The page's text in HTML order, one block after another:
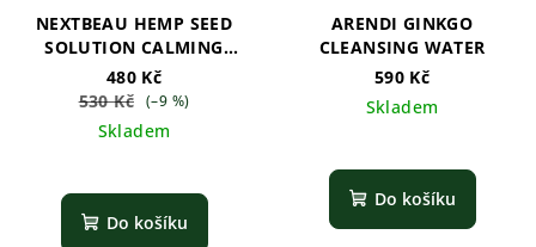
NEXTBEAU HEMP SEED
SOLUTION CALMING
CLEANSING WATER
480 Kč
530 Kč (–9 %)
Skladem
Do košíku
ARENDI GINKGO
CLEANSING WATER
590 Kč
Skladem
Do košíku